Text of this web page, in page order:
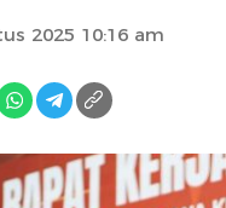
2025 10:16 am